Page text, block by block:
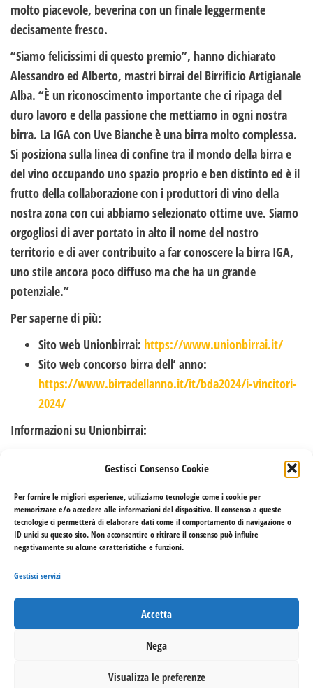
Gestisci Consenso Cookie
Per fornire le migliori esperienze, utilizziamo tecnologie come i cookie per
memorizzare e/o accedere alle informazioni del dispositivo. Il consenso a queste
tecnologie ci permetterà di elaborare dati come il comportamento di navigazione o
ID unici su questo sito. Non acconsentire o ritirare il consenso può influire
negativamente su alcune caratteristiche e funzioni.
Gestisci servizi
Accetta
Nega
Visualizza le preferenze
molto piacevole, beverina con un finale leggermente
decisamente fresco.
“Siamo felicissimi di questo premio”, hanno dichiarato
Alessandro ed Alberto, mastri birrai del Birrificio Artigianale
Alba. “È un riconoscimento importante che ci ripaga del
duro lavoro e della passione che mettiamo in ogni nostra
birra. La IGA con Uve Bianche è una birra molto complessa.
Si posiziona sulla linea di confine tra il mondo della birra e
del vino occupando uno spazio proprio e ben distinto ed è il
frutto della collaborazione con i produttori di vino della
nostra zona con cui abbiamo selezionato ottime uve. Siamo
orgogliosi di aver portato in alto il nome del nostro
territorio e di aver contribuito a far conoscere la birra IGA,
uno stile ancora poco diffuso ma che ha un grande
potenziale.”
Per saperne di più:
Sito web Unionbirrai: https://www.unionbirrai.it/
Sito web concorso birra dell’ anno:
https://www.birradellanno.it/it/bda2024/i-vincitori-
2024/
Informazioni su Unionbirrai:
italiani. Fondata nel 1995, conta oggi oltre 1.500 soci.
Unionbirrai si occupa di promuovere la cultura della birra
artigianale italiana in Italia e all’estero, di tutelare gli
interessi dei birrai artigianali e di organizzare eventi e
concorsi.
Informazioni sul concorso Birra dell’Anno:
Il concorso Birra dell’Anno è organizzato da Unionbirrai dal
1996. È il più importante concorso birrario italiano e uno dei
più prestigiosi al mondo. Il concorso premia le migliori birre